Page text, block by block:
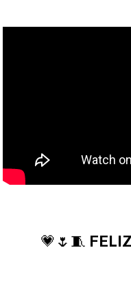
💗🌷🧵